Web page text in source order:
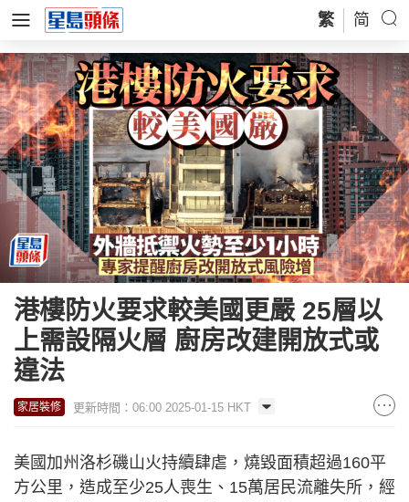
繁 简
港樓防火要求較美國更嚴 25層以
上需設隔火層 廚房改建開放式或
違法
家居裝修 更新時間：06:00 2025-01-15 HKT
美國加州洛杉磯山火持續肆虐，燒毀面積超過160平
方公里，造成至少25人喪生、15萬居民流離失所，經